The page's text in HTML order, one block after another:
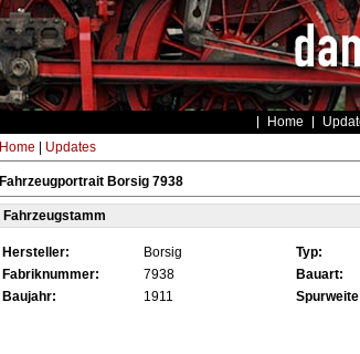
Home
Home Updates
Fahrzeugportrait Borsig 7938
Fahrzeugstamm
Hersteller: Borsig Typ:
Fabriknummer:
7938 Bauart:
Baujahr:
1911